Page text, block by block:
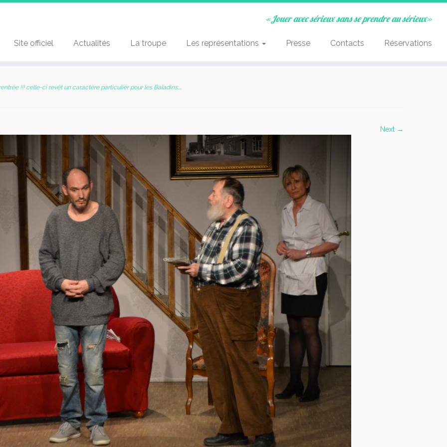
«Jouer avec sérieux sans se prendre au sérieux»
Site officiel Actualités La troupe Les représentations Presse Contacts Réservations
!!! celle-ci revêt un caractère particulier pour les Baladins….
Next →